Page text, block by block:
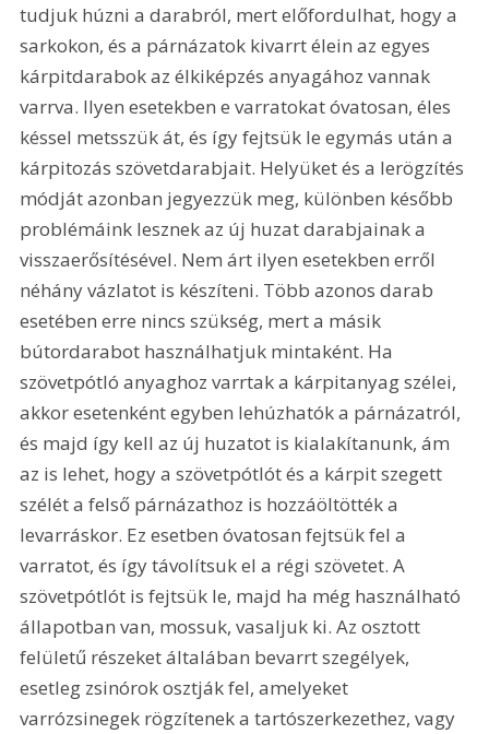
tudjuk húzni a darabról, mert előfordulhat, hogy a
sarkokon, és a párnázatok kivarrt élein az egyes
kárpitdarabok az élkiképzés anyagához vannak
varrva. Ilyen esetekben e varratokat óvatosan, éles
késsel metsszük át, és így fejtsük le egymás után a
kárpitozás szövetdarabjait. Helyüket és a lerögzítés
módját azonban jegyezzük meg, különben később
problémáink lesznek az új huzat darabjainak a
visszaerősítésével. Nem árt ilyen esetekben erről
néhány vázlatot is készíteni. Több azonos darab
esetében erre nincs szükség, mert a másik
bútordarabot használhatjuk mintaként. Ha
szövetpótló anyaghoz varrtak a kárpitanyag szélei,
akkor esetenként egyben lehúzhatók a párnázatról,
és majd így kell az új huzatot is kialakítanunk, ám
az is lehet, hogy a szövetpótlót és a kárpit szegett
szélét a felső párnázathoz is hozzáöltötték a
levarráskor. Ez esetben óvatosan fejtsük fel a
varratot, és így távolítsuk el a régi szövetet. A
szövetpótlót is fejtsük le, majd ha még használható
állapotban van, mossuk, vasaljuk ki. Az osztott
felületű részeket általában bevarrt szegélyek,
esetleg zsinórok osztják fel, amelyeket
varrózsinegek rögzítenek a tartószerkezethez, vagy